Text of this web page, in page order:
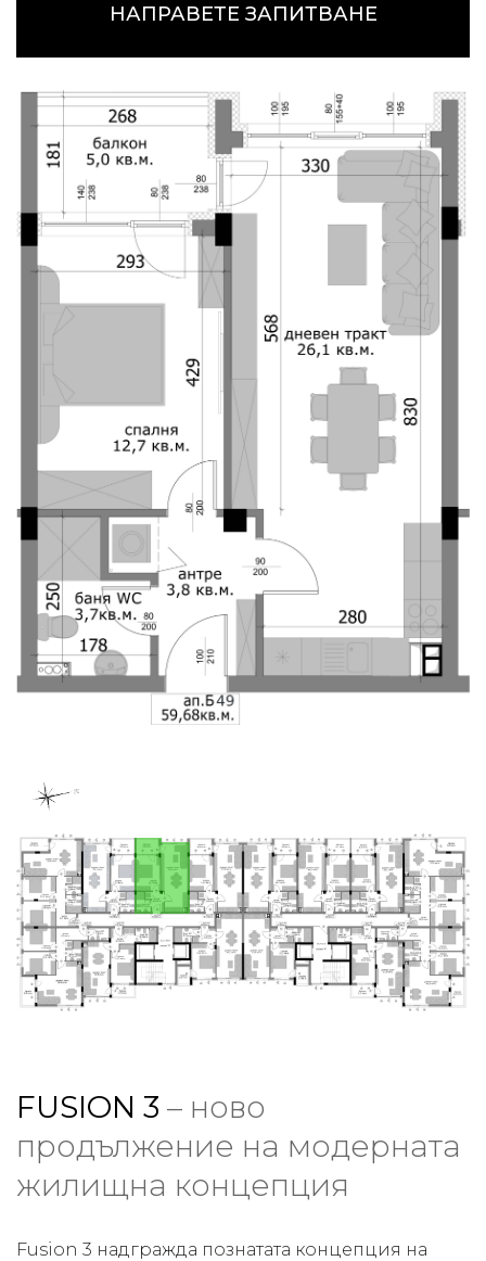
НАПРАВЕТЕ ЗАПИТВАНЕ
FUSION 3 – ново
продължение на модерната
жилищна концепция
Fusion 3 надгражда познатата концепция на